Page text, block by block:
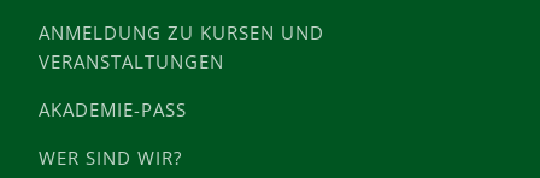
ANMELDUNG ZU KURSEN UND
VERANSTALTUNGEN
AKADEMIE-PASS
WER SIND WIR?